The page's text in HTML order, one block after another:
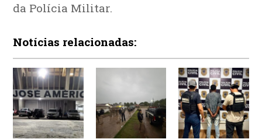
da Polícia Militar.
Notícias relacionadas: